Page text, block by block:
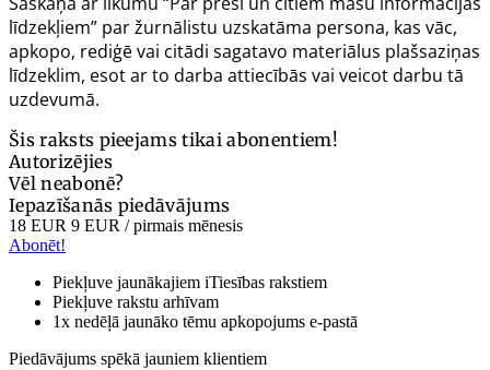
līdzekļiem” par žurnālistu uzskatāma persona, kas vāc,
apkopo, rediģē vai citādi sagatavo materiālus plašsaziņas
līdzeklim, esot ar to darba attiecībās vai veicot darbu tā
uzdevumā.
Šis raksts pieejams tikai abonentiem!
Autorizējies
Vēl neabonē?
Iepazīšanās piedāvājums
18 EUR 9 EUR / pirmais mēnesis
Abonēt!
Piekļuve jaunākajiem iTiesības rakstiem
Piekļuve rakstu arhīvam
1x nedēļā jaunāko tēmu apkopojums e-pastā
Piedāvājums spēkā jauniem klientiem